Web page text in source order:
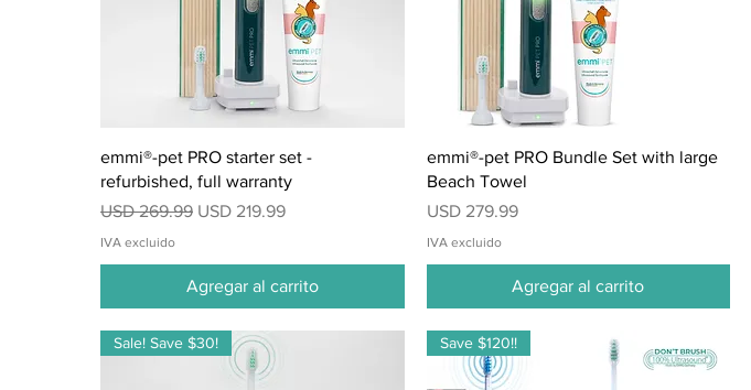
Vista rápida
emmi®-pet PRO starter set -
refurbished, full warranty
Precio
USD 269.99 Precio de oferta
USD 219.99
IVA excluido
Agregar al carrito
Vista rápida
emmi®-pet PRO Bundle Set with large
Beach Towel
Precio
USD 279.99
IVA excluido
Agregar al carrito
Sale! Save $30! Save $120!!